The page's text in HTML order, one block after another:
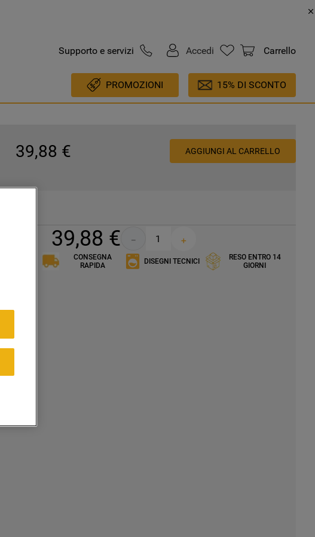
Supporto e servizi Accedi Carrello
PROMOZIONI 15% DI SCONTO
39,88 € AGGIUNGI AL CARRELLO
39,88 € ＋
－
CONSEGNA
RAPIDA
DISEGNI TECNICI
RESO ENTRO 14
GIORNI